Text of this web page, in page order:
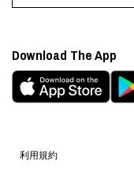
利用規約
Download The App